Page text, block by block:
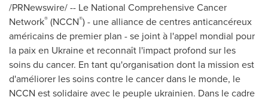
/PRNewswire/ -- Le National Comprehensive Cancer
Network® (NCCN®) - une alliance de centres anticancéreux
américains de premier plan - se joint à l'appel mondial pour
la paix en Ukraineet reconnaît l'impact profond sur les
soins du cancer. En tant qu'organisation dont la mission est
d'améliorer les soins contre le cancer dans le monde, le
NCCN est solidaire avec le peuple ukrainien. Dans le cadre